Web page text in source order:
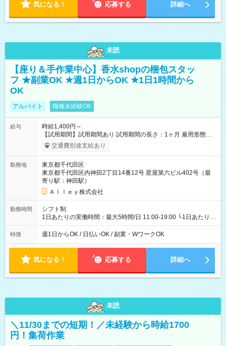
気になる！ 応募する 詳細へ
未読
【座り＆手作業中心】香水shopの梱包スタッ
フ ★副業OK ★週1日からOK ★1日1時間から
OK
アルバイト 職種未経験OK
給与
時給1,400円～
【試用期間】試用期間あり 試用期間の長さ：1ヶ月 雇用形態、
給与は本採用時と同じです。
交通費別途支給あり
勤務地
東京都千代田区
東京都千代田区内神田2丁目14番12号 星屋第六ビル402号（最
寄り駅：神田駅）
Ａｌｌｅｙ株式会社
勤務時間
シフト制
1日あたりの実働時間：最大5時間/日 11:00-19:00 └1日あたりの
実働時間：1-5時間 └上記の時間帯内であれば、いつでも勤務可
能！ └平日・土曜日の中で、お好きな曜日でご勤務いただけま
18:00 などのように、自由な働き方が可能なお仕事です！
特徴 週1日からOK / 日払いOK / 副業・WワークOK
気になる！ 応募する 詳細へ
未読
＼11/30までの短期！／未経験から時給1700
円！集荷作業